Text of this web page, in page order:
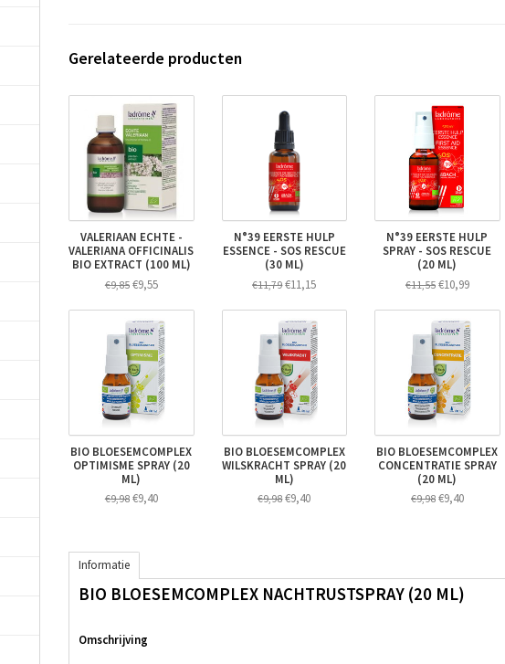
Gerelateerde producten
VALERIAAN ECHTE -
VALERIANA OFFICINALIS
BIO EXTRACT (100 ML)
€9,85€9,55
N°39 EERSTE HULP
ESSENCE - SOS RESCUE
(30 ML)
€11,79€11,15
N°39 EERSTE HULP
SPRAY - SOS RESCUE
(20 ML)
€11,55€10,99
BIO BLOESEMCOMPLEX
OPTIMISME SPRAY (20
ML)
€9,98€9,40
BIO BLOESEMCOMPLEX
WILSKRACHT SPRAY (20
ML)
€9,98€9,40
BIO BLOESEMCOMPLEX
CONCENTRATIE SPRAY
(20 ML)
€9,98€9,40
Informatie
BIO BLOESEMCOMPLEX NACHTRUSTSPRAY (20 ML)
Omschrijving